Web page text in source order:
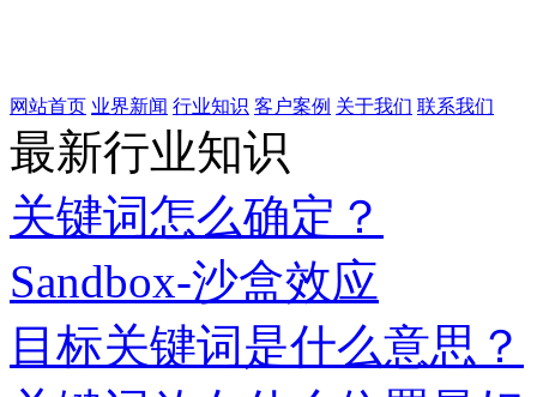
网站首页 业界新闻 行业知识 客户案例 关于我们 联系我们
最新行业知识
关键词怎么确定？
Sandbox-沙盒效应
目标关键词是什么意思？